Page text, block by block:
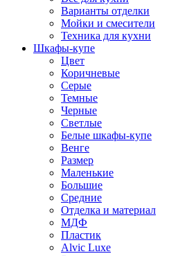
Варианты отделки
Мойки и смесители
Техника для кухни
Шкафы-купе
Цвет
Коричневые
Серые
Темные
Черные
Светлые
Белые шкафы-купе
Венге
Размер
Маленькие
Большие
Средние
Отделка и материал
МДФ
Пластик
Alvic Luxe